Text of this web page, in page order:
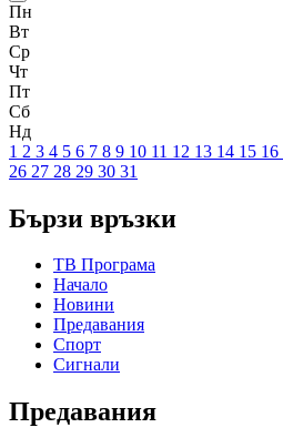
Пн
Вт
Ср
Чт
Пт
Сб
Нд
1 2 3 4 5 6 7 8 9 10 11 12 13 14 15 16
26 27 28 29 30 31
Бързи връзки
ТВ Програма
Начало
Новини
Предавания
Спорт
Сигнали
Предавания